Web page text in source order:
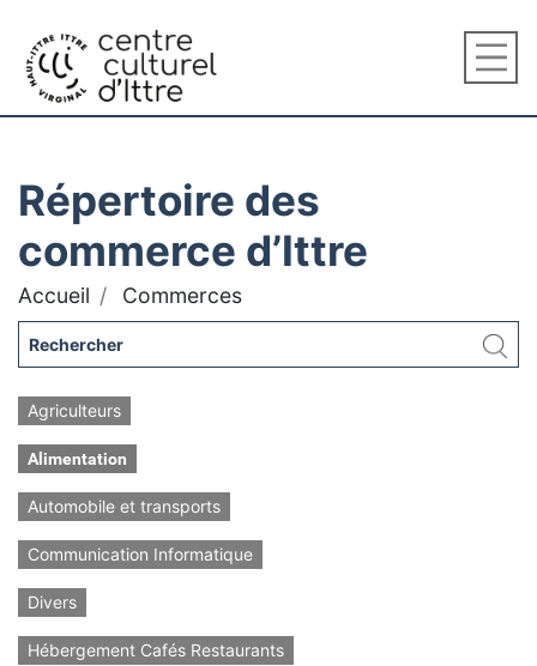
Répertoire des
commerce d’Ittre
Accueil Commerces
Agriculteurs
Alimentation
Automobile et transports
Communication Informatique
Divers
Hébergement Cafés Restaurants